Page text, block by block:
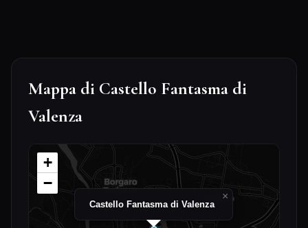
Mappa di Castello Fantasma di
Valenza
Castello Fantasma di Valenza
×
+
−